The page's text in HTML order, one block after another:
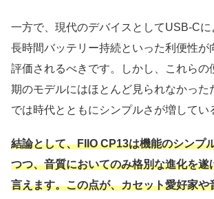
一方で、現代のデバイスとしてUSB-C
長時間バッテリー持続といった利便性が
評価されるべきです。しかし、これらの
期のモデルにはほとんど見られなかった
では時代とともにシンプルさが増してい
結論として、FIIO CP13は機能のシンプ
つつ、音質においてのみ格別な進化を遂
言えます。この点が、カセット愛好家や